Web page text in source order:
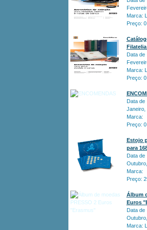
Marca:
Preço:
Filatelia
Data de
Marca:
Preço:
Data de
Janeiro,
Marca:
Preço:
Estojo
para
Data de
Marca:
Preço:
Álbum
Euros
Data de
Marca: